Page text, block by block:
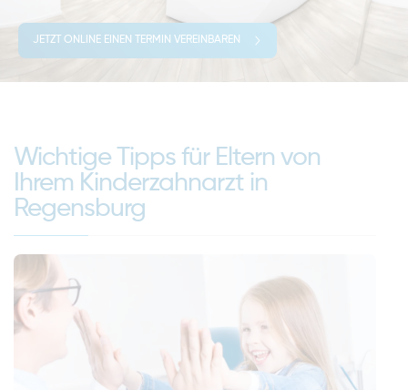
JETZT ONLINE EINEN TERMIN VEREINBAREN
Wichtige Tipps für Eltern von
Ihrem Kinderzahnarzt in
Regensburg